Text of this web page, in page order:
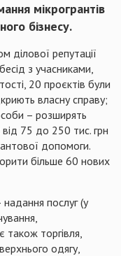
мікрогрантів
бізнесу.
ділової репутації
з учасниками,
20 проєктів були
власну справу;
– розширять
75 до 250 тис. грн
допомоги.
більше 60 нових
послуг (у
також торгівля,
одягу,